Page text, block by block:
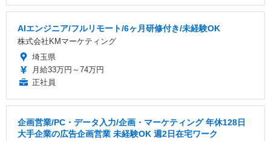
AIエンジニア/フルリモート/6ヶ月研修付き/未経験OK
株式会社KMマーケティング
埼玉県
月給33万円～74万円
正社員
企画営業/PC・データ入力/企画・マーケティング 年休128日
大手企業の広告企画営業 未経験OK 週2日在宅ワーク